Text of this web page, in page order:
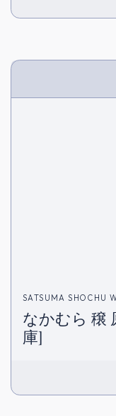
SATSUMA SHOCHU
なかむら 穣
庫]